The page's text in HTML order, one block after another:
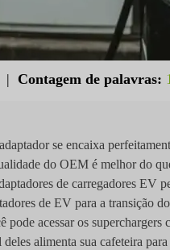
Contagem de palavras:
se encaixa
do OEM é melhor do
de carregadores EV
de EV para a transição
acessar os superchargers
alimenta sua cafeteira para